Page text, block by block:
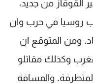
القوقاز من جديد،
روسيا في حرب وان
ومن المتوقع ان
وكذلك مقاتلو
والمسافة